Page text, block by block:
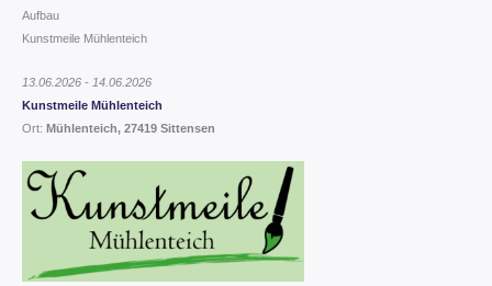
Aufbau
Kunstmeile Mühlenteich
13.06.2026 - 14.06.2026
Kunstmeile Mühlenteich
Ort: Mühlenteich, 27419 Sittensen